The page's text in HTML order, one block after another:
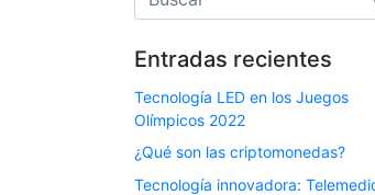
Entradas recientes
Tecnología LED en los Juegos
Olímpicos 2022
¿Qué son las criptomonedas?
Tecnología innovadora: